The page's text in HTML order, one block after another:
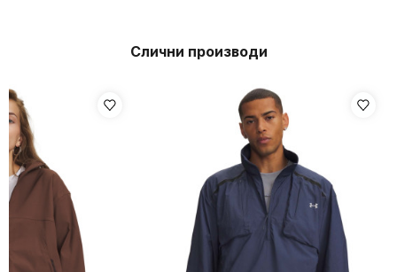
Слични производи